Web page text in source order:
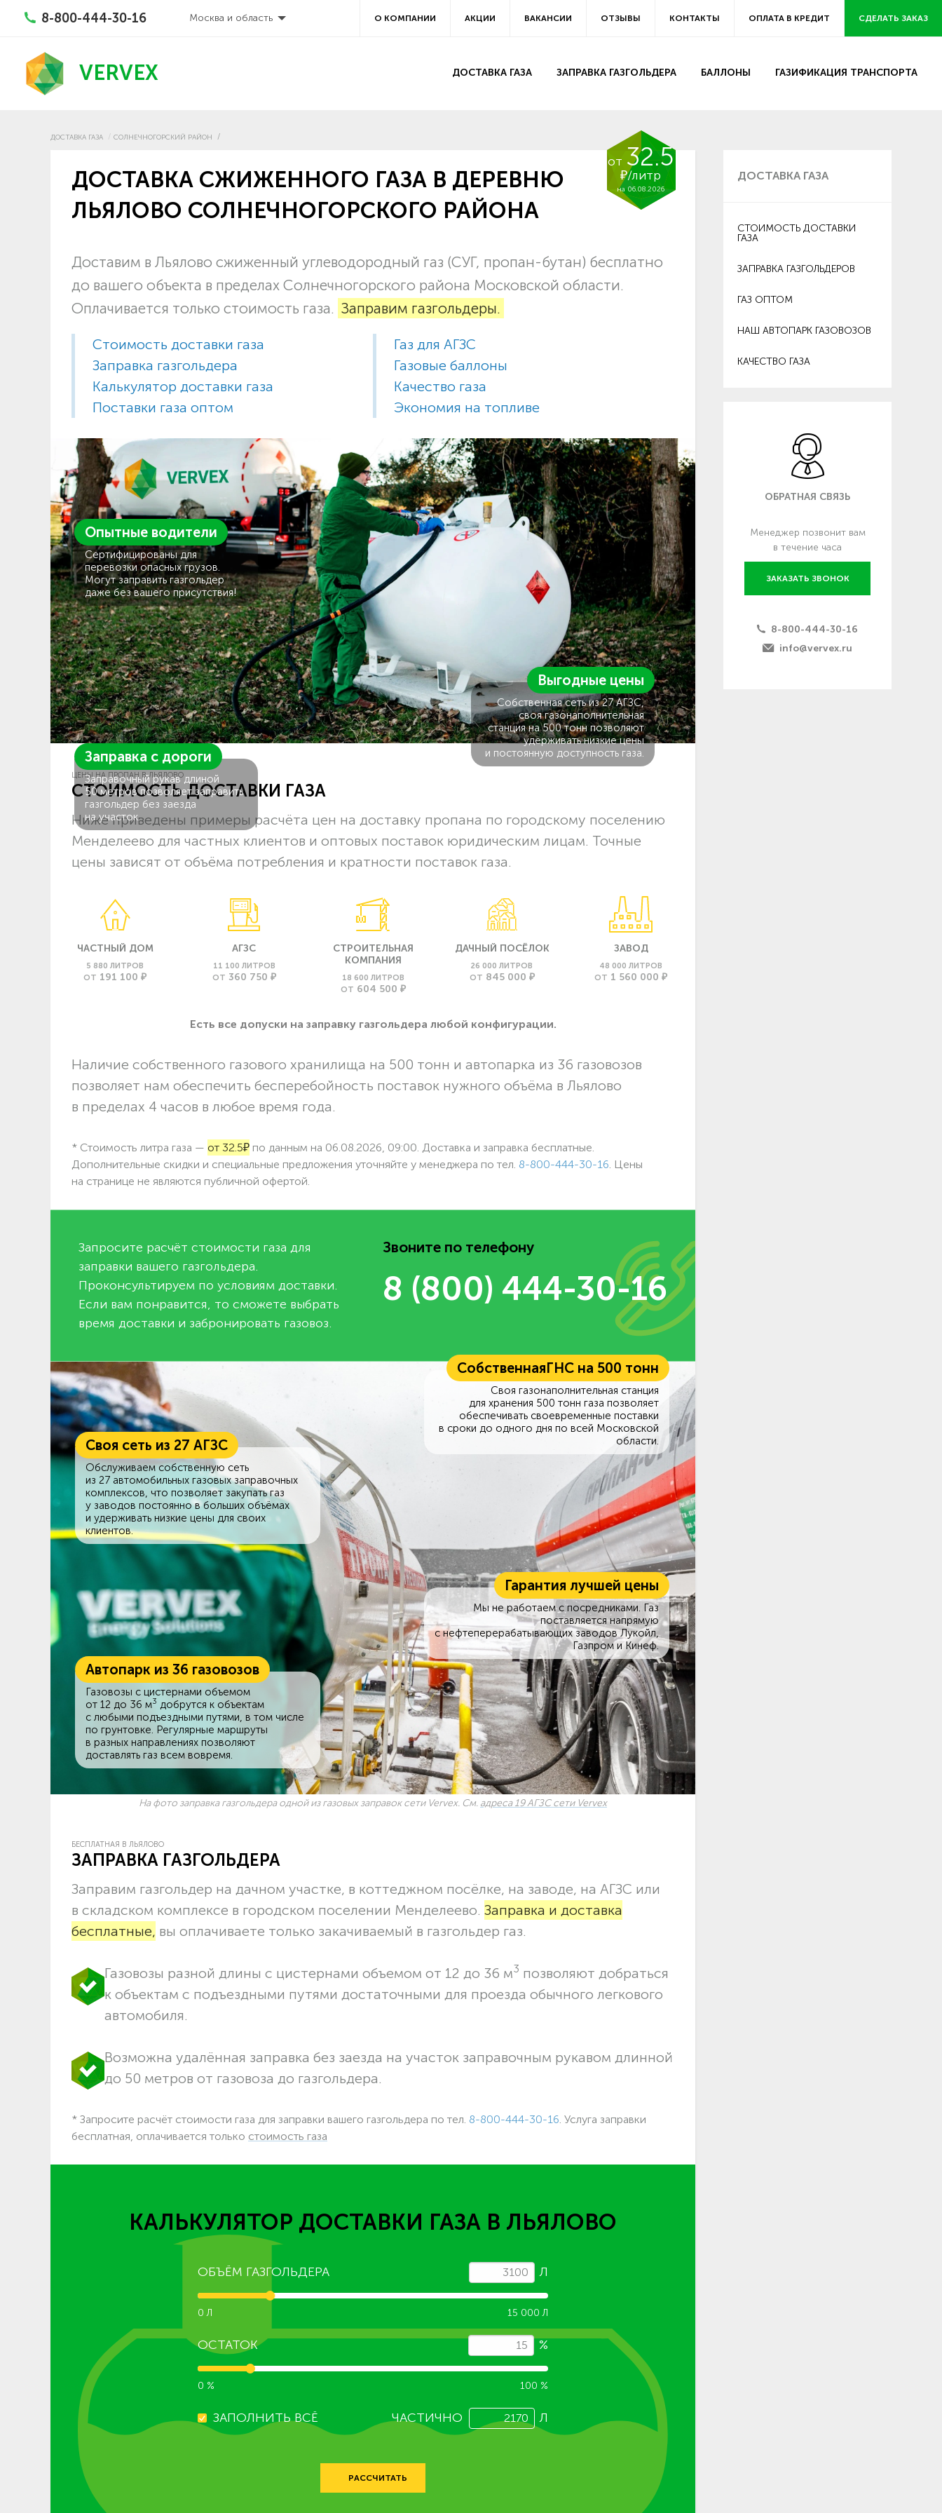
8-800-444-30-16 Москва и область О КОМПАНИИ АКЦИИ ВАКАНСИИ ОТЗЫВЫ КОНТАКТЫ ОПЛАТА В КРЕДИТ СДЕЛАТЬ ЗАКАЗ
VERVEX ДОСТАВКА ГАЗА ЗАПРАВКА ГАЗГОЛЬДЕРА БАЛЛОНЫ ГАЗИФИКАЦИЯ ТРАНСПОРТА
ДОСТАВКА ГАЗА СОЛНЕЧНОГОРСКИЙ РАЙОН
от 32.5
₽/литр
на 06.08.2026
ДОСТАВКА СЖИЖЕННОГО ГАЗА В ДЕРЕВНЮ
ЛЬЯЛОВО СОЛНЕЧНОГОРСКОГО РАЙОНА
Доставим в Льялово сжиженный углеводородный газ (СУГ, пропан-бутан) бесплатно
до вашего объекта в пределах Солнечногорского района Московской области.
Оплачивается только стоимость газа. Заправим газгольдеры.
Стоимость доставки газа
Заправка газгольдера
Калькулятор доставки газа
Поставки газа оптом
Газ для АГЗС
Газовые баллоны
Качество газа
Экономия на топливе
Опытные водители
Сертифицированы для
перевозки опасных грузов.
Могут заправить газгольдер
даже без вашего присутствия!
Заправка с дороги
Заправочный рукав длиной
50 метров позволяет заправить
газгольдер без заезда
на участок.
Выгодные цены
Собственная сеть из 27 АГЗС,
своя газонаполнительная
станция на 500 тонн позволяют
удерживать низкие цены
и постоянную доступность газа.
ЦЕНЫ НА ПРОПАН В ЛЬЯЛОВО
СТОИМОСТЬ ДОСТАВКИ ГАЗА
Ниже приведены примеры расчёта цен на доставку пропана по городскому поселению
Менделеево для частных клиентов и оптовых поставок юридическим лицам. Точные
цены зависят от объёма потребления и кратности поставок газа.
ЧАСТНЫЙ ДОМ
5 880 ЛИТРОВ
ОТ 191 100 ₽
АГЗС
11 100 ЛИТРОВ
ОТ 360 750 ₽
СТРОИТЕЛЬНАЯ
КОМПАНИЯ
18 600 ЛИТРОВ
ОТ 604 500 ₽
ДАЧНЫЙ ПОСЁЛОК
26 000 ЛИТРОВ
ОТ 845 000 ₽
ЗАВОД
48 000 ЛИТРОВ
ОТ 1 560 000 ₽
Есть все допуски нa заправку газгольдера любой конфигурации.
Наличие собственного газового хранилища на 500 тонн и автопарка из 36 газовозов
позволяет нам обеспечить бесперебойность поставок нужного объёма в Льялово
в пределах 4 часов в любое время года.
* Стоимость литра газа — от 32.5₽ по данным на 06.08.2026, 09:00. Доставка и заправка бесплатные.
Дополнительные скидки и специальные предложения уточняйте у менеджера по тел. 8-800-444-30-16 . Цены
на странице не являются публичной офертой.
Запросите расчёт стоимости газа для
заправки вашего газгольдера.
Проконсультируем по условиям доставки.
Если вам понравится, то сможете выбрать
время доставки и забронировать газовоз.
Звоните по телефону
8 (800) 444-30-16
СобственнаяГНС на 500 тонн
Своя газонаполнительная станция
для хранения 500 тонн газа позволяет
обеспечивать своевременные поставки
в сроки до одного дня по всей Московской
области.
Своя сеть из 27 АГЗС
Обслуживаем собственную сеть
из 27 автомобильных газовых заправочных
комплексов, что позволяет закупать газ
у заводов постоянно в больших объёмах
и удерживать низкие цены для своих
клиентов.
Гарантия лучшей цены
Мы не работаем с посредниками. Газ
поставляется напрямую
с нефтеперерабатывающих заводов Лукойл,
Газпром и Кинеф.
Автопарк из 36 газовозов
Газовозы с цистернами объемом
от 12 до 36 м3 добрутся к объектам
c любыми подъездными путями, в том числе
по грунтовке. Регулярные маршруты
в разных направлениях позволяют
доставлять газ всем вовремя.
На фото заправка газгольдера одной из газовых заправок сети Vervex. См. адреса 19 АГЗС сети Vervex
БЕСПЛАТНАЯ В ЛЬЯЛОВО
ЗАПРАВКА ГАЗГОЛЬДЕРА
Заправим газгольдер на дачном участке, в коттеджном посёлке, на заводе, на АГЗС или
в складском комплексе в городском поселении Менделеево. Заправка и доставка
бесплатные, вы оплачиваете только закачиваемый в газгольдер газ.
Газовозы разной длины с цистернами объемом от 12 до 36 м3 позволяют добраться
к объектам c подъездными путями достаточными для проезда обычного легкового
автомобиля.
Возможна удалённая заправка без заезда на участок заправочным рукавом длинной
до 50 метров от газовоза до газгольдера.
* Запросите расчёт стоимости газа для заправки вашего газгольдера по тел. 8-800-444-30-16 . Услуга заправки
бесплатная, оплачивается только стоимость газа
КАЛЬКУЛЯТОР ДОСТАВКИ ГАЗА В ЛЬЯЛОВО
ОБЪЁМ ГАЗГОЛЬДЕРА Л
0 Л 15 000 Л
ОСТАТОК %
0 % 100 %
ЗАПОЛНИТЬ ВСЁ ЧАСТИЧНО Л
РАССЧИТАТЬ
ДОСТАВКА ГАЗА
СТОИМОСТЬ ДОСТАВКИ
ГАЗА
ЗАПРАВКА ГАЗГОЛЬДЕРОВ
ГАЗ ОПТОМ
НАШ АВТОПАРК ГАЗОВОЗОВ
КАЧЕСТВО ГАЗА
ОБРАТНАЯ СВЯЗЬ
Менеджер позвонит вам
в течение часа
ЗАКАЗАТЬ ЗВОНОК
8-800-444-30-16
info@vervex.ru